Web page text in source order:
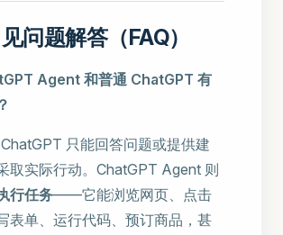
问题解答（FAQ）
Agent 和普通 ChatGPT 有
只能回答问题或提供建
取实际行动。ChatGPT Agent 则
行任务——它能浏览网页、点击
表单、运行代码、预订商品，甚